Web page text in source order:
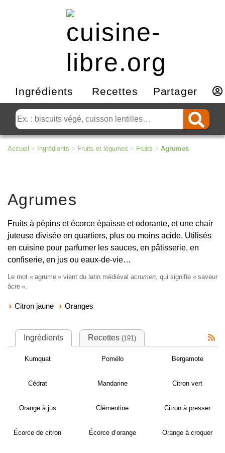
Ingrédients Recettes Partager
Accueil > Ingrédients > Fruits et légumes > Fruits > Agrumes
Agrumes
Fruits à pépins et écorce épaisse et odorante, et une chair
juteuse divisée en quartiers, plus ou moins acide. Utilisés
en cuisine pour parfumer les sauces, en pâtisserie, en
confiserie, en jus ou eaux-de-vie…
Le mot « agrume » vient du latin médiéval acrumen , qui signifie « saveur
âcre ».
Citron jaune Oranges
Ingrédients Recettes (191)
Kumquat Pomélo Bergamote
Cédrat Mandarine Citron vert
Orange à jus Clémentine Citron à presser
Écorce de citron Écorce d’orange Orange à croquer